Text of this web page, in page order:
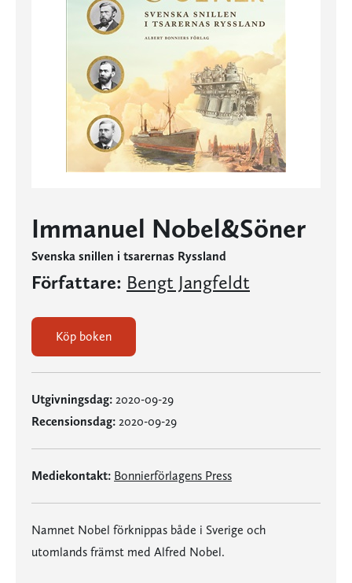
Immanuel Nobel&Söner
Svenska snillen i tsarernas Ryssland
Författare: Bengt Jangfeldt
Köp boken
Utgivningsdag: 2020-09-29
Recensionsdag: 2020-09-29
Mediekontakt: Bonnierförlagens Press
Namnet Nobel förknippas både i Sverige och
utomlands främst med Alfred Nobel.